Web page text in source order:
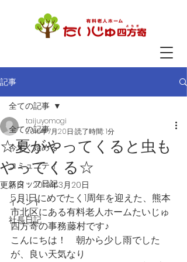
記事
全ての記事
今すぐ始める
コミュニティ
スタッフ日記
イベント
社長日記
全ての記事
☆夏がやってくると虫も
やってくる☆
taijuyomogi
2016年7月20日 読了時間: 1分
更新日：2019年3月20日
5月1日にめでたく1周年を迎えた、熊本
市北区にある有料老人ホームたいじゅ
四方寄の事務:藤村です♪
こんにちは！　朝から少し雨でした
が、良い天気なり